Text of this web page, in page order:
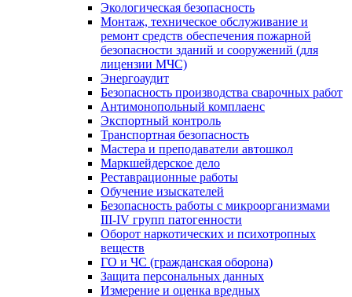
Экологическая безопасность
Монтаж, техническое обслуживание и
ремонт средств обеспечения пожарной
безопасности зданий и сооружений (для
лицензии МЧС)
Энергоаудит
Безопасность производства сварочных работ
Антимонопольный комплаенс
Экспортный контроль
Транспортная безопасность
Мастера и преподаватели автошкол
Маркшейдерское дело
Реставрационные работы
Обучение изыскателей
Безопасность работы с микроорганизмами
III-IV групп патогенности
Оборот наркотических и психотропных
веществ
ГО и ЧС (гражданская оборона)
Защита персональных данных
Измерение и оценка вредных